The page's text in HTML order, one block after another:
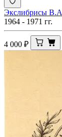
Экслибрисы
1964 - 1971 гг.
4 000 ₽